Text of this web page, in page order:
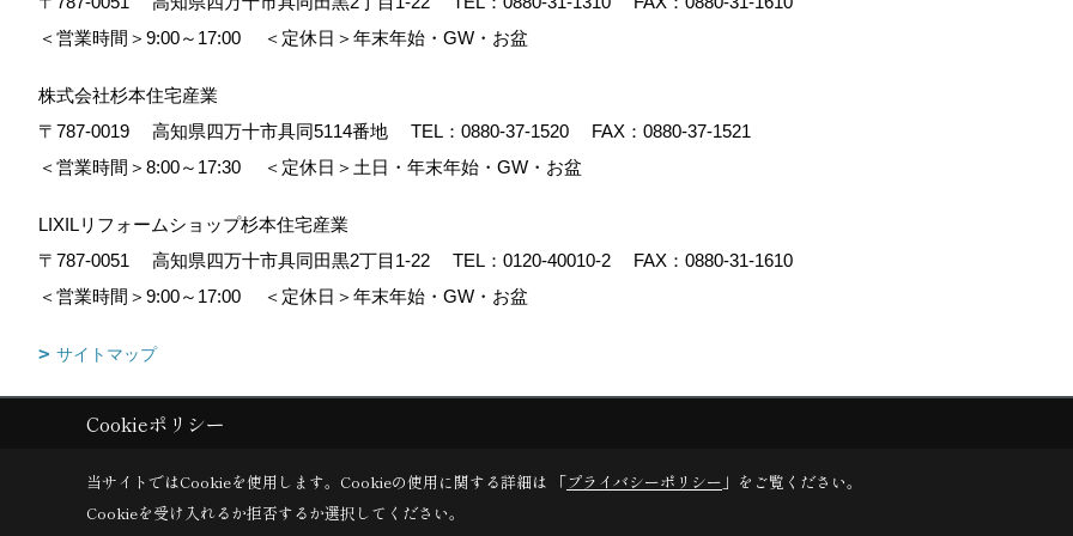
＜営業時間＞9:00～17:00
＜定休日＞年末年始・GW・お盆
株式会社杉本住宅産業
〒787-0019
高知県四万十市具同5114番地 TEL： 0880-37-1520
FAX：0880-37-1521
＜営業時間＞8:00～17:30
＜定休日＞土日・年末年始・GW・お盆
LIXILリフォームショップ杉本住宅産業
〒787-0051
高知県四万十市具同田黒2丁目1-22 TEL： 0120-40010-2
FAX：0880-31-1610
＜営業時間＞9:00～17:00
＜定休日＞年末年始・GW・お盆
サイトマップ
Copyright (c) 株式会社杉本住宅産業. All Rights Reserved.
Cookieポリシー
当サイトではCookieを使用します。 Cookieの使用に関する詳細は 「プライバシーポリシー 」をご覧ください。
Cookieを受け入れるか拒否するか選択してください。